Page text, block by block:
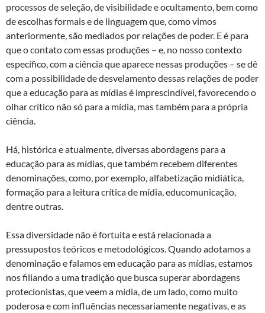
processos de seleção, de visibilidade e ocultamento, bem como
de escolhas formais e de linguagem que, como vimos
anteriormente, são mediados por relações de poder. E é para
que o contato com essas produções – e, no nosso contexto
específico, com a ciência que aparece nessas produções – se dê
com a possibilidade de desvelamento dessas relações de poder
que a educação para as mídias é imprescindível, favorecendo o
olhar crítico não só para a mídia, mas também para a própria
ciência.
Há, histórica e atualmente, diversas abordagens para a
educação para as mídias, que também recebem diferentes
denominações, como, por exemplo, alfabetização midiática,
formação para a leitura crítica de mídia, educomunicação,
dentre outras.
Essa diversidade não é fortuita e está relacionada a
pressupostos teóricos e metodológicos. Quando adotamos a
denominação e falamos em educação para as mídias, estamos
nos filiando a uma tradição que busca superar abordagens
protecionistas, que veem a mídia, de um lado, como muito
poderosa e com influências necessariamente negativas, e as